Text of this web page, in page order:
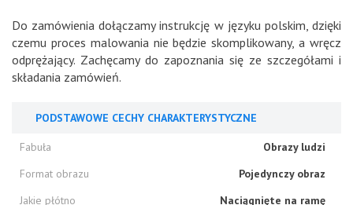
Do zamówienia dołączamy instrukcję w języku polskim, dzięki
czemu proces malowania nie będzie skomplikowany, a wręcz
odprężający. Zachęcamy do zapoznania się ze szczegółami i
składania zamówień.
PODSTAWOWE CECHY CHARAKTERYSTYCZNE
Fabuła
Obrazy ludzi
Format obrazu
Pojedynczy obraz
Jakie płótno
Naciągnięte na ramę